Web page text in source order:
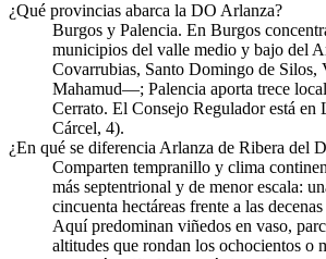
¿Qué provincias abarca la DO Arlanza?
Burgos y Palencia. En Burgos
municipios del valle medio y bajo del
Covarrubias, Santo Domingo de Silos,
Mahamud—; Palencia aporta trece
Cerrato. El Consejo Regulador está en
Cárcel, 4).
¿En qué se diferencia Arlanza de Ribera del
Comparten tempranillo y clima
más septentrional y de menor escala:
cincuenta hectáreas frente a las
Aquí predominan viñedos en vaso,
altitudes que rondan los ochocientos o